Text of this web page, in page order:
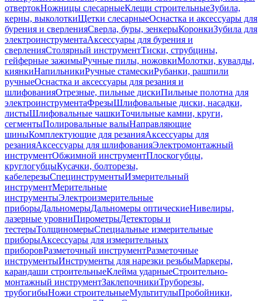
отвертокНожницы слесарныеКлещи строительныеЗубила,
керны, выколоткиЩетки слесарныеОснастка и аксессуары для
бурения и сверленияСверла, буры, зенкерыКоронкиЗубила для
электроинструментаАксессуары для бурения и
сверленияСтолярный инструментТиски, струбцины,
гейферные зажимыРучные пилы, ножовкиМолотки, кувалды,
киянкиНапильникиРучные стамескиРубанки, рашпили
ручныеОснастка и аксессуары для резания и
шлифованияОтрезные, пильные дискиПильные полотна для
электроинструментаФрезыШлифовальные диски, насадки,
листыШлифовальные чашкиТочильные камни, круги,
сегментыПолировальные валыНаправляющие
шиныКомплектующие для резанияАксессуары для
резанияАксессуары для шлифованияЭлектромонтажный
инструментОбжимной инструментПлоскогубцы,
круглогубцыКусачки, болторезы,
кабелерезыСпецинструментыИзмерительный
инструментМерительные
инструментыЭлектроизмерительные
приборыДальномерыДальномеры оптическиеНивелиры,
лазерные уровниПирометрыДетекторы и
тестерыТолщиномерыСпециальные измерительные
приборыАксессуары для измерительных
приборовРазметочный инструментРазметочные
инструментыИнструменты для нарезки резьбыМаркеры,
карандаши строительныеКлейма ударныеСтроительно-
монтажный инструментЗаклепочникиТруборезы,
трубогибыНожи строительныеМультитулыПробойники,